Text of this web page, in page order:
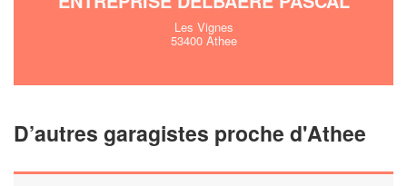
Les Vignes
53400 Athee
D’autres garagistes proche d'Athee